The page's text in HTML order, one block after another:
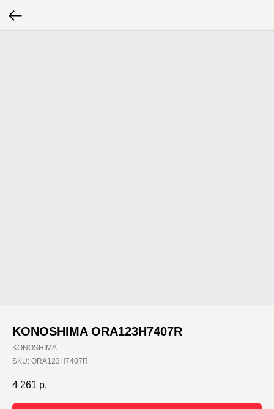
KONOSHIMA ORA123H7407R
KONOSHIMA
SKU: ORA123H7407R
4 261 р.